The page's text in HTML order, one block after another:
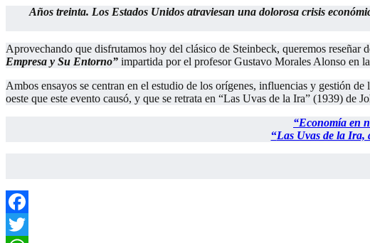
Años treinta. Los Estados Unidos atraviesan una dolorosa crisis
Aprovechando que disfrutamos hoy del clásico de Steinbeck, queremos reseñar
Empresa y Su Entorno” impartida por el profesor Gustavo Morales Alonso en
Ambos ensayos se centran en el estudio de los orígenes, influencias y gestión
oeste que este evento causó, y que se retrata en “Las Uvas de la Ira” (1939) de
“Economía en
“Las Uvas de la Ira,
Facebook